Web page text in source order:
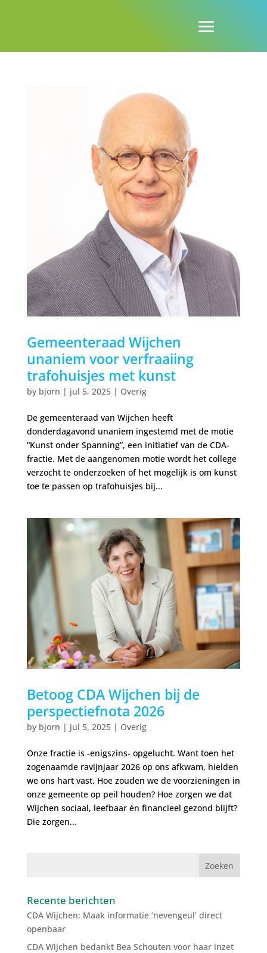
Gemeenteraad Wijchen
unaniem voor verfraaiing
trafohuisjes met kunst
by bjorn | jul 5, 2025| Overig
De gemeenteraad van Wijchen heeft
donderdagavond unaniem ingestemd met de motie
“Kunst onder Spanning”, een initiatief van de CDA-
fractie. Met de aangenomen motie wordt het college
verzocht te onderzoeken of het mogelijk is om kunst
toe te passen op trafohuisjes bij...
Betoog CDA Wijchen bij de
perspectiefnota 2026
by bjorn | jul 5, 2025| Overig
Onze fractie is -enigszins- opgelucht. Want toen het
zogenaamde ravijnjaar 2026 op ons afkwam, hielden
we ons hart vast. Hoe zouden we de voorzieningen in
onze gemeente op peil houden? Hoe zorgen we dat
Wijchen sociaal, leefbaar én financieel gezond blijft?
Die zorgen...
Recente berichten
CDA Wijchen: Maak informatie ‘nevengeul’ direct
openbaar
CDA Wijchen bedankt Bea Schouten voor haar inzet